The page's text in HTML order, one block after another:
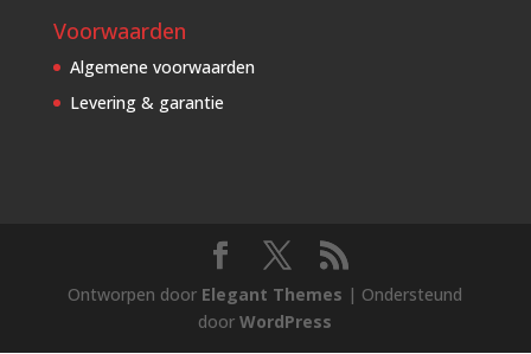
Voorwaarden
Algemene voorwaarden
Levering & garantie
Ontworpen door Elegant Themes | Ondersteund
doorWordPress